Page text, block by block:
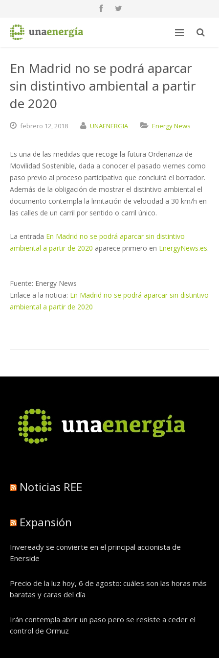
En Madrid no se podrá aparcar
sin distintivo ambiental a partir
de 2020
febrero 12,2018 UNAENERGIA Energy News
Es una de las medidas que recoge la futura Ordenanza de
Movilidad Sostenible, dada a conocer el pasado viernes como
paso previo al proceso participativo que concluirá el borrador.
Además de la obligación de mostrar el distintivo ambiental el
documento contempla la limitación de velocidad a 30 km/h en
las calles de un carril por sentido o carril único.
La entrada En Madrid no se podrá aparcar sin distintivo
ambiental a partir de 2020 aparece primero en EnergyNews.es.
Fuente: Energy News
Enlace a la noticia: En Madrid no se podrá aparcar sin distintivo
ambiental a partir de 2020
Noticias REE
Expansión
Inveready se convierte en el principal accionista de
Enerside
Precio de la luz hoy, 6 de agosto: cuáles son las horas más
baratas y caras del día
Irán contempla abrir un paso pero se resiste a ceder el
control de Ormuz